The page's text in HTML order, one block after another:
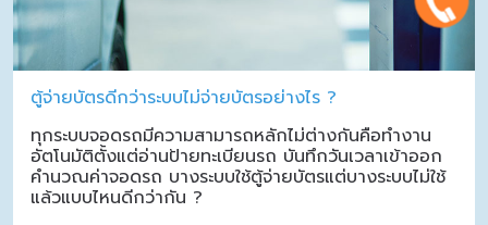
ตู้จ่ายบัตรดีกว่าระบบไม่จ่ายบัตรอย่างไร ?
ทุกระบบจอดรถมีความสามารถหลักไม่ต่างกันคือทำงาน
อัตโนมัติตั้งแต่อ่านป้ายทะเบียนรถ บันทึกวันเวลาเข้าออก
คำนวณค่าจอดรถ บางระบบใช้ตู้จ่ายบัตรแต่บางระบบไม่ใช้
แล้วแบบไหนดีกว่ากัน ?